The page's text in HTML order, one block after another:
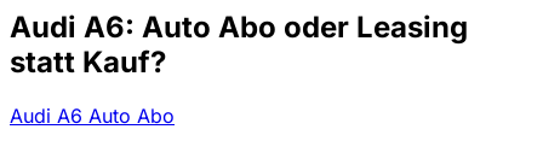
Audi A6: Auto Abo oder Leasing
statt Kauf?
Audi A6 Auto Abo